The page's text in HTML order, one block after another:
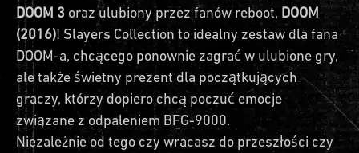
DOOM 3 oraz ulubiony przez fanów reboot, DOOM
(2016)! Slayers Collection to idealny zestaw dla fana
DOOM-a, chcącego ponownie zagrać w ulubione gry,
ale także świetny prezent dla początkujących
graczy, którzy dopiero chcą poczuć emocje
związane z odpaleniem BFG-9000.
Niezależnie od tego czy wracasz do przeszłości czy